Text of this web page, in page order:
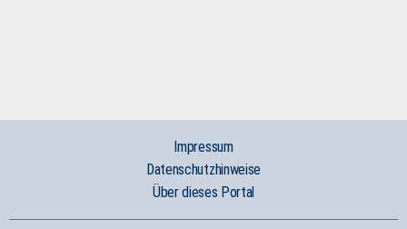
Impressum
Datenschutzhinweise
Über dieses Portal